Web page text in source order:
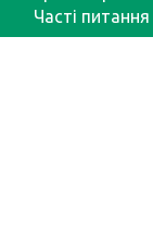
Часті питання